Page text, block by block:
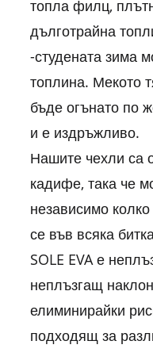
топла филц,
дълготрайна
-студената зима
топлина. Мекото
бъде огънато по
и е издръжливо.
Нашите чехли са
кадифе, така че
независимо
се във всяка
SOLE EVA е
неплъзгащ
елиминирайки
подходящ за